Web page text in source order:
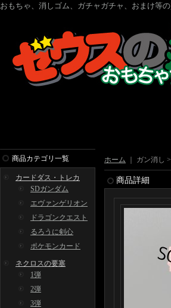
おもちゃ、消しゴム、ガチャガチャ、おまけ等
商品カテゴリ一覧
カードダス・トレカ
SDガンダム
エヴァンゲリオン
ドラゴンクエスト
るろうに剣心
ポケモンカード
ネクロスの要塞
1弾
2弾
3弾
ホーム ｜ ガン消し >
商品詳細